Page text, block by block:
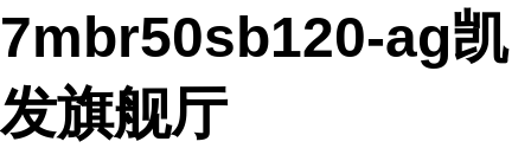
7mbr50sb120-ag凯
发旗舰厅